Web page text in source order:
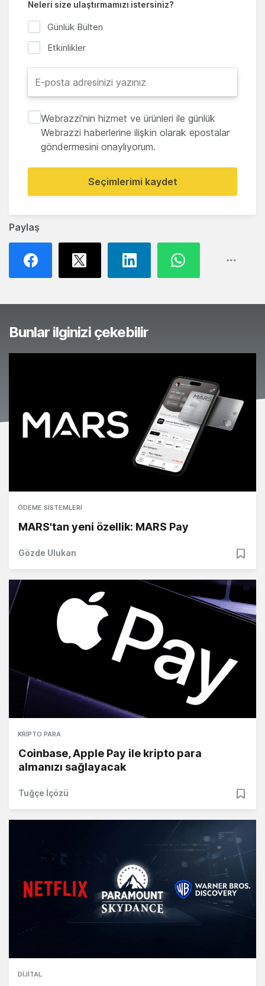
Paylaş
Neleri size ulaştırmamızı istersiniz?
Günlük Bülten
Etkinlikler
Webrazzi'nin hizmet ve ürünleri ile günlük
Webrazzi haberlerine ilişkin olarak epostalar
göndermesini onaylıyorum.
Seçimlerimi kaydet
Bunlar ilginizi çekebilir
ÖDEME SISTEMLERI
MARS'tan yeni özellik: MARS Pay
Gözde Ulukan
KRIPTO PARA
Coinbase, Apple Pay ile kripto para
almanızı sağlayacak
Tuğçe İçözü
DIJITAL